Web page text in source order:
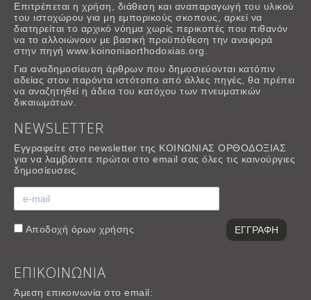
Επιτρέπεται η χρήση, διάθεση και αναπαραγωγή του υλικού
του ιστοχώρου για μη εμπορικούς σκοπους, αρκεί να
διατηρείται το αρχικό νόημα χωρίς περικοπές που πιθανόν
να το αλλοιώνουν με βασική προϋπόθεση την αναφορά
στην πηγή www.koinoniaorthodoxias.org.
Για αναδημοσίευση άρθρων που δημοσιεύονται κατόπιν
αδείας στον παρόντα ιστότοπο από άλλες πηγές, θα πρέπει
να αναζητηθεί η άδεια του κατόχου των πνευματικών
δικαιωμάτων.
NEWSLETTER
Εγγραφείτε στο newsletter της ΚΟΙΝΩΝΙΑΣ ΟΡΘΟΔΟΞΙΑΣ
για να λαμβάνετε πρώτοι στο email σας όλες τις καινούργιες
δημοσίευσεις.
Αποδοχή όρων χρήσης
ΕΠΙΚΟΙΝΩΝΙΑ
Άμεση επικοινωνία στο email: